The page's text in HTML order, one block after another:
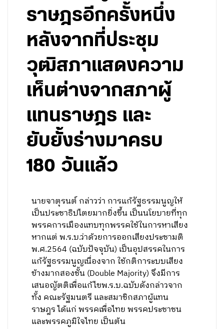
ราษฎรอีกครั้งหนึ่ง
หลังจากที่ประชุม
วุฒิสภาแสดงความ
เห็นต่างจากสภาผู้
แทนราษฎร และ
ยับยั้งร่างมาครบ
180 วันแล้ว
นายจาตุรนต์ กล่าวว่า การแก้รัฐธรรมนูญให้
เป็นประชาธิปไตยมากยิ่งขึ้น เป็นนโยบายที่ทุก
พรรคการเมืองแทบทุกพรรคใช้ในการหาเสียง
หากแต่ พ.ร.บ.ว่าด้วยการออกเสียงประชามติ
พ.ศ.2564 (ฉบับปัจจุบัน) เป็นอุปสรรคในการ
แก้รัฐธรรมนูญเนื่องจาก ใช้กติการะบบเสียง
ข้างมากสองชั้น (Double Majority) จึงมีการ
เสนอญัตติเพื่อแก้ไขพ.ร.บ.ฉบับดังกล่าวจาก
ทั้ง คณะรัฐมนตรี และสมาชิกสภาผู้แทน
ราษฎร ได้แก่ พรรคเพื่อไทย พรรคประชาชน
และพรรคภูมิใจไทย เป็นต้น